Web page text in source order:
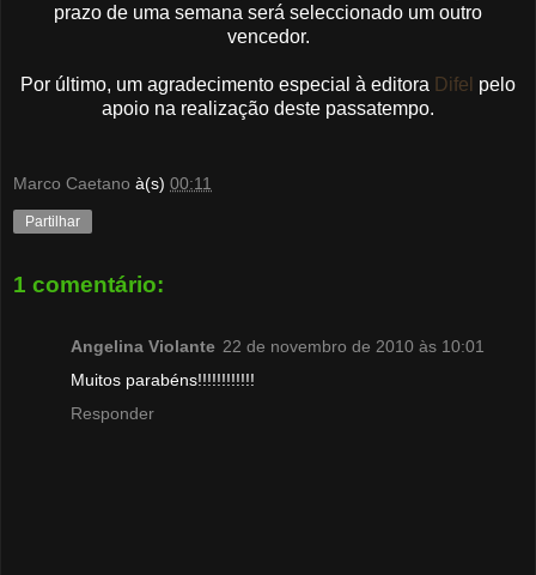
prazo de uma semana será seleccionado um outro
vencedor.
Por último, um agradecimento especial à editora Difel pelo
apoio na realização deste passatempo.
Marco Caetano à(s) 00:11
Partilhar
1 comentário:
Angelina Violante 22 de novembro de 2010 às 10:01
Muitos parabéns!!!!!!!!!!!!
Responder